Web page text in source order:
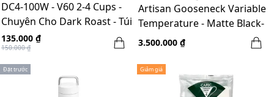
DC4-100W - V60 2-4 Cups -
Chuyên Cho Dark Roast - Túi
100 Tờ - Màu Trắng
135.000 ₫
150.000 ₫
Artisan Gooseneck Variable
Temperature - Matte Black-
600mL (220v)
3.500.000 ₫
Đặt trước Giảm giá